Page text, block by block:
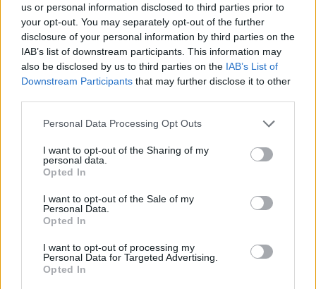
us or personal information disclosed to third parties prior to
your opt-out. You may separately opt-out of the further
disclosure of your personal information by third parties on the
IAB’s list of downstream participants. This information may
also be disclosed by us to third parties on the IAB’s List of
Downstream Participants that may further disclose it to other
Please note that this website/app uses one or more Google
not limited to your visit or usage behaviour. You may click to
grant or deny consent to Google and its third-party tags to
use your data for below specified purposes in below Google
consent section.
Personal Data Processing Opt Outs
I want to opt-out of the Sharing of my
personal data.
Opted In
I want to opt-out of the Sale of my
Personal Data.
Opted In
I want to opt-out of processing my
Personal Data for Targeted Advertising.
Opted In
FANATISMO TECH
San Diego Comic-Con 2026: l’avventura di Lanterns
Ilaria Mauri · 8 Ago 2026